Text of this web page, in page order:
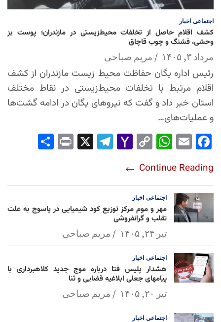
اجتماعی اخبار
کشف اقلام حاصل از تخلفات محیط‌زیستی در مازندران؛ پوست بز
وحشی، فشنگ و چوب قاچاق
مرداد ۳, ۱۴۰۵ مریم صباحی
رئیس اداره یگان حفاظت محیط زیست مازندران از کشف
اقلام مرتبط با تخلفات محیط‌زیستی در نقاط مختلف
استان خبر داد و گفت که نیروهای یگان در ادامه گشت‌ها
و عملیات‌های…
Fac
ok
Em
Wh
Ap
p
Co
Lin
k
Yah
l
Tel
Pri
Continue Reading
اجتماعی اخبار
مهر و موم مرکز توزیع کود شیمیایی در یاسوج به علت
تقلب و گرانفروشی
تیر ۲۴, ۱۴۰۵ مریم صباحی
اجتماعی اخبار
هشدار پلیس فتا درباره موج جدید کلاهبرداری با
پیامهای جعلی ابلاغیه قضایی و ثنا
تیر ۲۰, ۱۴۰۵ مریم صباحی
اجتماعی اخبار